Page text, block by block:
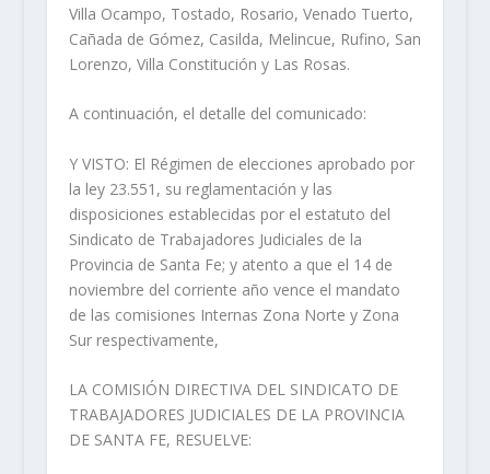
Villa Ocampo, Tostado, Rosario, Venado Tuerto,
Cañada de Gómez, Casilda, Melincue, Rufino, San
Lorenzo, Villa Constitución y Las Rosas.
A continuación, el detalle del comunicado:
Y VISTO: El Régimen de elecciones aprobado por
la ley 23.551, su reglamentación y las
disposiciones establecidas por el estatuto del
Sindicato de Trabajadores Judiciales de la
Provincia de Santa Fe; y atento a que el 14 de
noviembre del corriente año vence el mandato
de las comisiones Internas Zona Norte y Zona
Sur respectivamente,
LA COMISIÓN DIRECTIVA DEL SINDICATO DE
TRABAJADORES JUDICIALES DE LA PROVINCIA
DE SANTA FE, RESUELVE: